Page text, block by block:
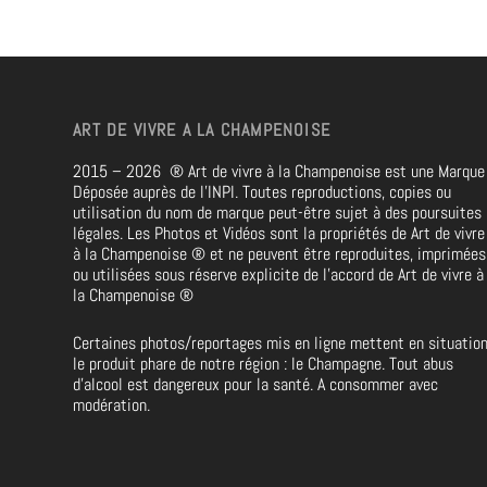
ART DE VIVRE A LA CHAMPENOISE
2015 – 2026®Art de vivre à la Champenoise est une Marque
Déposée auprès de l’INPI. Toutes reproductions, copies ou
utilisation du nom de marque peut-être sujet à des poursuites
légales. Les Photos et Vidéos sont la propriétés de Art de vivre
à la Champenoise® et ne peuvent être reproduites, imprimées
ou utilisées sous réserve explicite de l’accord de Art de vivre à
la Champenoise®
Certaines photos/reportages mis en ligne mettent en
le produit phare de notre région : le Champagne. Tout abus
d’alcool est dangereux pour la santé. A consommer avec
modération.